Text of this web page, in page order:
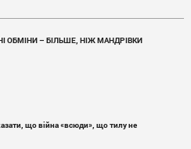
ОБМІНИ – БІЛЬШЕ, НІЖ МАНДРІВКИ
що війна «всюди», що тилу не